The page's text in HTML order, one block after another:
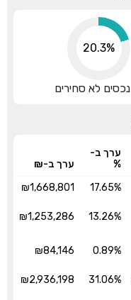
20.3%
נכסים לא סחירים
ערך ב-
%
ערך ב-₪
17.65%
₪1,668,801
13.26%
₪1,253,286
0.89%
₪84,146
31.06%
₪2,936,198